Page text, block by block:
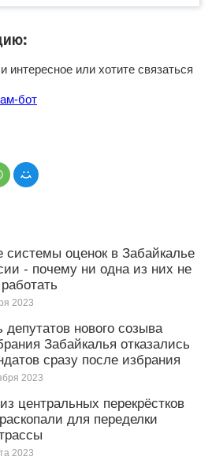
интересное или хотите связаться
бот
системы оценок в Забайкалье
- почему ни одна из них не
2023
депутатов нового созыва
Забайкалья отказались
сразу после избрания
2023
центральных перекрёстков
для переделки
2023